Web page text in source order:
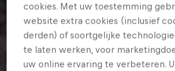
cookies. Met uw toestemming
website extra cookies (inclusief
derden) of soortgelijke
te laten werken, voor
uw online ervaring te verbeteren.